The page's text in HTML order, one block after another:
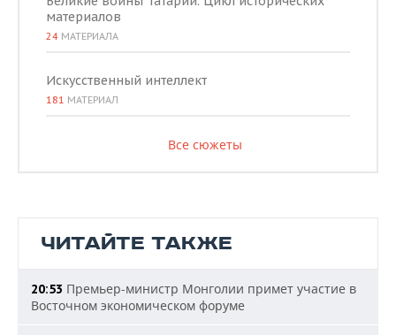
материалов
24 МАТЕРИАЛА
Искусственный интеллект
181 МАТЕРИАЛ
Все сюжеты
ЧИТАЙТЕ ТАКЖЕ
20:53 Премьер-министр Монголии примет участие в
Восточном экономическом форуме